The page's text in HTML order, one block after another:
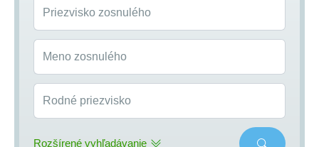
Priezvisko zosnulého
Meno zosnulého
Rodné priezvisko
Rozšírené vyhľadávanie